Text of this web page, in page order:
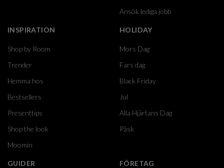
Ansök lediga jobb
INSPIRATION
Shop by Room
Trender
Hemma hos
Bestsellers
Presenttips
Shop the look
Moomin
HOLIDAY
Mors Dag
Fars dag
Black Friday
Jul
Alla Hjärtans Dag
Påsk
GUIDER FÖRETAG